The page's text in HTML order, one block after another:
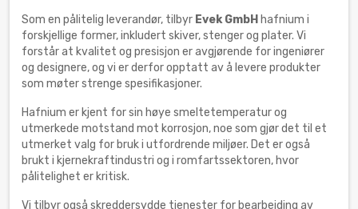
Som en pålitelig leverandør, tilbyr Evek GmbH hafnium i
forskjellige former, inkludert skiver, stenger og plater. Vi
forstår at kvalitet og presisjon er avgjørende for ingeniører
og designere, og vi er derfor opptatt av å levere produkter
som møter strenge spesifikasjoner.
Hafnium er kjent for sin høye smeltetemperatur og
utmerkede motstand mot korrosjon, noe som gjør det til et
utmerket valg for bruk i utfordrende miljøer. Det er også
brukt i kjernekraftindustri og i romfartssektoren, hvor
pålitelighet er kritisk.
Vi tilbyr også skreddersydde tjenester for bearbeiding av